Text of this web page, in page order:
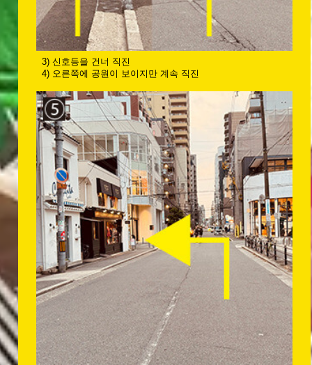
3) 신호등을 건너 직진
4) 오른쪽에 공원이 보이지만 계속 직진